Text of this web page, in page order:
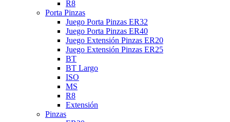
R8
Porta Pinzas
Juego Porta Pinzas ER32
Juego Porta Pinzas ER40
Juego Extensión Pinzas ER20
Juego Extensión Pinzas ER25
BT
BT Largo
ISO
MS
R8
Extensión
Pinzas